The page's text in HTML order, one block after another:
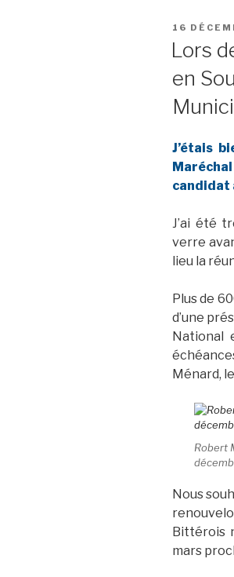
PUBLIÉ
LE
16
Lors
en
J’étais
candidat
J’ai été
verre
lieu la
Plus de
d’une
National
Ménard,
Robert
Nous
Bittérois
mars